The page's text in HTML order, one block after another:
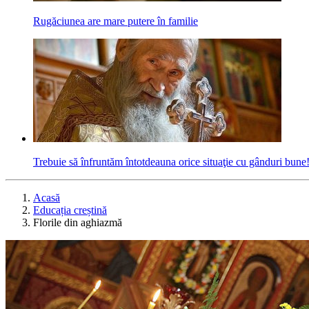
Rugăciunea are mare putere în familie
Trebuie să înfruntăm întotdeauna orice situaţie cu gânduri bune!
Acasă
Educația creștină
Florile din aghiazmă